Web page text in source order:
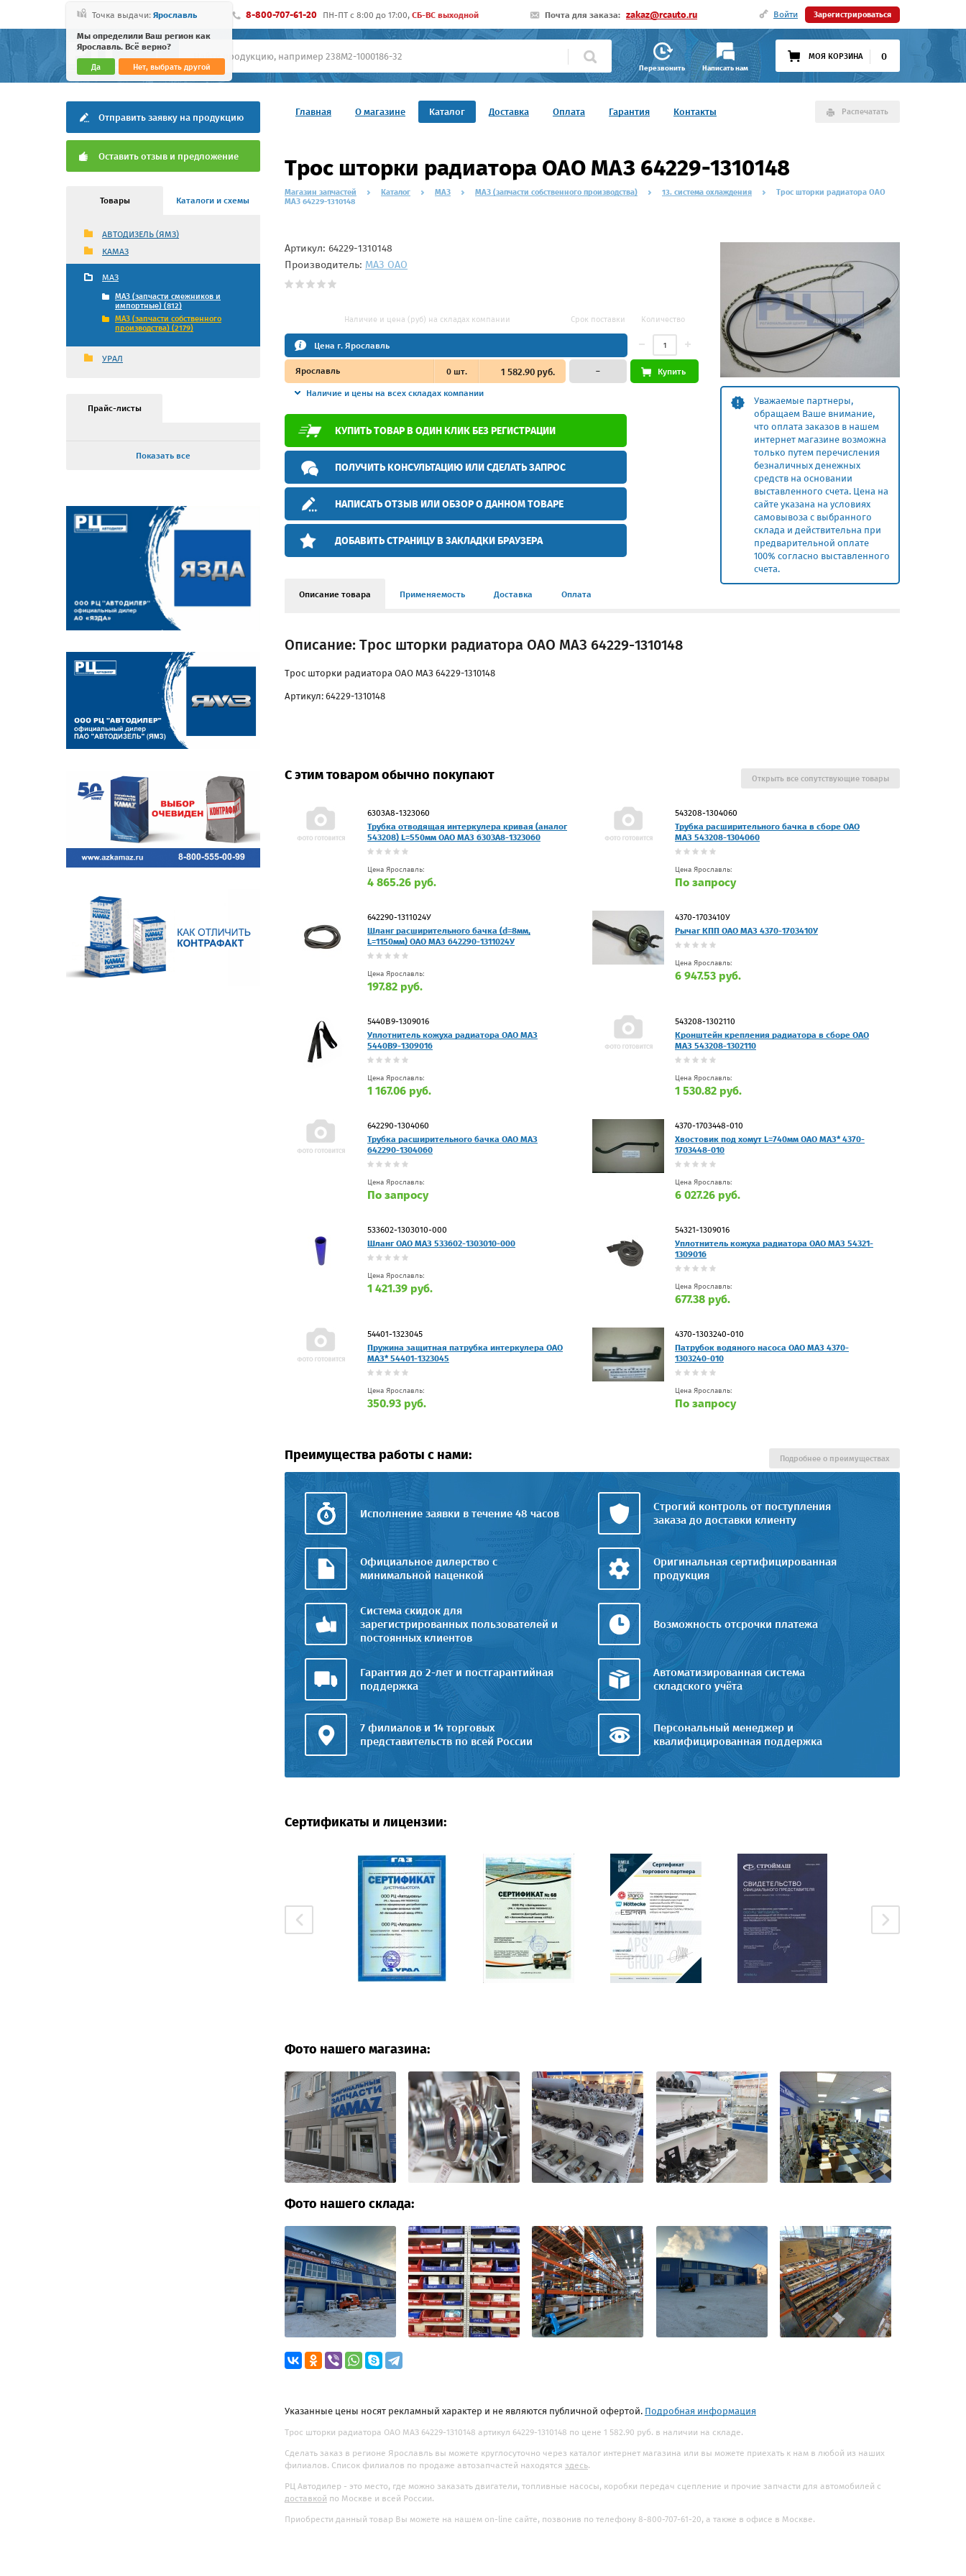
Точка выдачи: Ярославль
Мы определили Ваш регион как
Ярославль. Всё верно?
Да Нет, выбрать другой
8-800-707-61-20 ПН-ПТ c 8:00 до 17:00, СБ-ВС выходной Почта для заказа: zakaz@rcauto.ru Войти Зарегистрироваться
Перезвонить Написать нам
МОЯ КОРЗИНА 0
Главная О магазине Каталог Доставка Оплата Гарантия Контакты Распечатать
Отправить заявку на продукцию
Оставить отзыв и предложение
Товары Каталоги и схемы
АВТОДИЗЕЛЬ (ЯМЗ)
КАМАЗ
МАЗ
МАЗ (запчасти смежников и
импортные) (812)
МАЗ (запчасти собственного
производства) (2179)
УРАЛ
Прайс-листы
Показать все
Трос шторки радиатора ОАО МАЗ 64229-1310148
Магазин запчастей Каталог МАЗ МАЗ (запчасти собственного производства) 13. система охлаждения
Трос шторки радиатора ОАО
МАЗ 64229-1310148
Уважаемые партнеры,
обращаем Ваше внимание,
что оплата заказов в нашем
интернет магазине возможна
только путем перечисления
безналичных денежных
средств на основании
выставленного счета. Цена на
сайте указана на условиях
самовывоза с выбранного
склада и действительна при
предварительной оплате
100% согласно выставленного
счета.
Артикул: 64229-1310148
Производитель: МАЗ ОАО
Наличие и цена (руб) на складах компании Срок поставки Количество
Цена г. Ярославль
Ярославль 0шт. 1 582.90 руб.
Наличие и цены на всех складах компании
– Купить
КУПИТЬ ТОВАР В ОДИН КЛИК БЕЗ РЕГИСТРАЦИИ
ПОЛУЧИТЬ КОНСУЛЬТАЦИЮ ИЛИ СДЕЛАТЬ ЗАПРОС
НАПИСАТЬ ОТЗЫВ ИЛИ ОБЗОР О ДАННОМ ТОВАРЕ
ДОБАВИТЬ СТРАНИЦУ В ЗАКЛАДКИ БРАУЗЕРА
Описание товара Применяемость Доставка Оплата
Описание: Трос шторки радиатора ОАО МАЗ 64229-1310148
Трос шторки радиатора ОАО МАЗ 64229-1310148
Артикул: 64229-1310148
С этим товаром обычно покупают
6303А8-1323060
Трубка отводящая интеркулера кривая (аналог
543208) L=550мм ОАО МАЗ 6303А8-1323060
Цена Ярославль:
4 865.26 руб.
543208-1304060
Трубка расширительного бачка в сборе ОАО
МАЗ 543208-1304060
Цена Ярославль:
По запросу
642290-1311024У
Шланг расширительного бачка (d=8мм,
L=1150мм) ОАО МАЗ 642290-1311024У
Цена Ярославль:
197.82 руб.
4370-1703410У
Рычаг КПП ОАО МАЗ 4370-1703410У
Цена Ярославль:
6 947.53 руб.
5440В9-1309016
Уплотнитель кожуха радиатора ОАО МАЗ
5440В9-1309016
Цена Ярославль:
1 167.06 руб.
543208-1302110
Кронштейн крепления радиатора в сборе ОАО
МАЗ 543208-1302110
Цена Ярославль:
1 530.82 руб.
642290-1304060
Трубка расширительного бачка ОАО МАЗ
642290-1304060
Цена Ярославль:
По запросу
4370-1703448-010
Хвостовик под хомут L=740мм ОАО МАЗ* 4370-
1703448-010
Цена Ярославль:
6 027.26 руб.
533602-1303010-000
Шланг ОАО МАЗ 533602-1303010-000
Цена Ярославль:
1 421.39 руб.
54321-1309016
Уплотнитель кожуха радиатора ОАО МАЗ 54321-
1309016
Цена Ярославль:
677.38 руб.
54401-1323045
Пружина защитная патрубка интеркулера ОАО
МАЗ* 54401-1323045
Цена Ярославль:
350.93 руб.
4370-1303240-010
Патрубок водяного насоса ОАО МАЗ 4370-
1303240-010
Цена Ярославль:
По запросу
Открыть все сопутствующие товары
Преимущества работы с нами:
Исполнение заявки в течение 48 часов
Строгий контроль от поступления
заказа до доставки клиенту
Официальное дилерство с
минимальной наценкой
Оригинальная сертифицированная
продукция
Система скидок для
зарегистрированных пользователей и
постоянных клиентов
Возможность отсрочки платежа
Гарантия до 2-лет и постгарантийная
поддержка
Автоматизированная система
складского учёта
7 филиалов и 14 торговых
представительств по всей России
Персональный менеджер и
квалифицированная поддержка
Подробнее о преимуществах
Сертификаты и лицензии:
Фото нашего магазина:
Фото нашего склада:
Указанные цены носят рекламный характер и не являются публичной офертой. Подробная информация
Трос шторки радиатора ОАО МАЗ 64229-1310148 артикул 64229-1310148 по цене 1 582.90 руб. в наличии на складе.
Сделать заказ в регионе Ярославль вы можете круглосуточно через каталог интернет магазина или вы можете приехать к нам в любой из наших
филиалов. Список филиалов по продаже автозапчастей находятся здесь.
РЦ Автодилер - это место, где можно заказать двигатели, топливные насосы, коробки передач сцепление и прочие запчасти для автомобилей с
доставкой по Москве и всей России.
Приобрести данный товар Вы можете на нашем on-line сайте, позвонив по телефону 8-800-707-61-20, а также в офисе в Москве.